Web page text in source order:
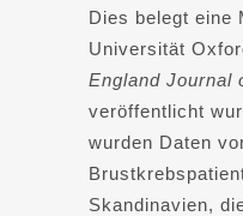
Dies belegt eine
Universität
England Journal
veröffentlicht
wurden Daten
Skandinavien,